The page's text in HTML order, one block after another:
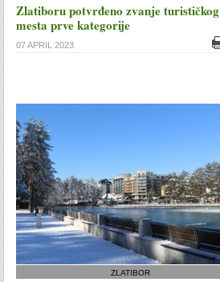
Zlatiboru potvrđeno zvanje turističkog
mesta prve kategorije
07 APRIL 2023
ZLATIBOR